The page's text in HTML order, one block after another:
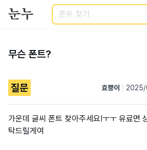
검색
무슨 폰트?
질문 효뿡이
가운데 글씨 폰트 찾아주세요!ㅜㅜ 유료면
탁드릴게여